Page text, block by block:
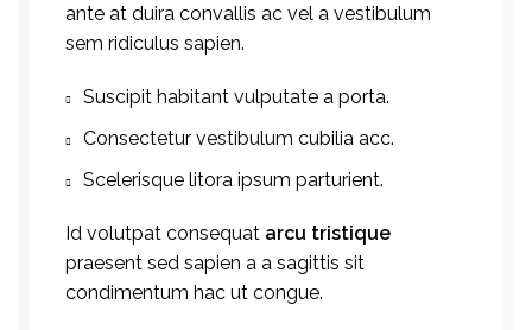
ante at duira convallis ac vel a vestibulum
sem ridiculus sapien.
Suscipit habitant vulputate a porta.
Consectetur vestibulum cubilia acc.
Scelerisque litora ipsum parturient.
Id volutpat consequat arcu tristique
praesent sed sapien a a sagittis sit
condimentum hac ut congue.